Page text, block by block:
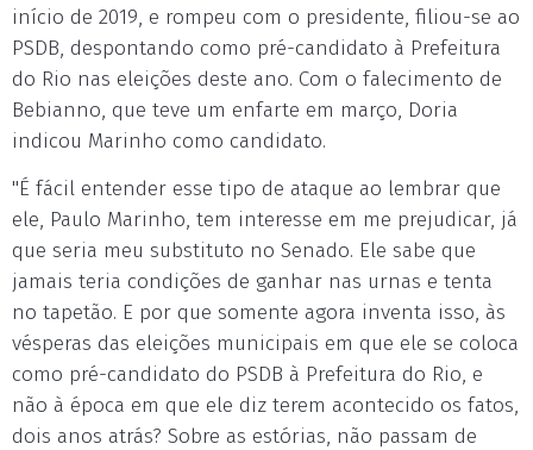
início de 2019, e rompeu com o presidente, filiou-se ao
PSDB, despontando como pré-candidato à Prefeitura
do Rio nas eleições deste ano. Com o falecimento de
Bebianno, que teve um enfarte em março, Doria
indicou Marinho como candidato.
"É fácil entender esse tipo de ataque ao lembrar que
ele, Paulo Marinho, tem interesse em me prejudicar, já
que seria meu substituto no Senado. Ele sabe que
jamais teria condições de ganhar nas urnas e tenta
no tapetão. E por que somente agora inventa isso, às
vésperas das eleições municipais em que ele se coloca
como pré-candidato do PSDB à Prefeitura do Rio, e
não à época em que ele diz terem acontecido os fatos,
dois anos atrás? Sobre as estórias, não passam de